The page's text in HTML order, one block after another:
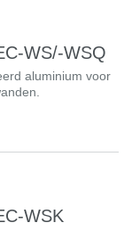
WS/-WSQ
aluminium voor
WSK